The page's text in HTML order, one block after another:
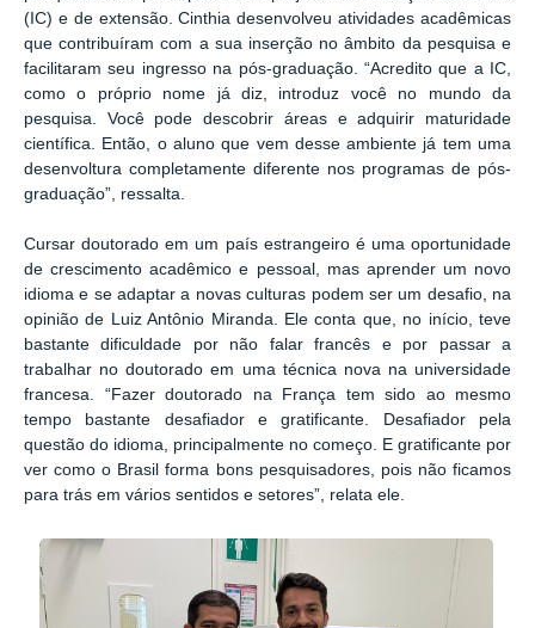
(IC) e de extensão. Cinthia desenvolveu atividades acadêmicas
que contribuíram com a sua inserção no âmbito da pesquisa e
facilitaram seu ingresso na pós-graduação. “Acredito que a IC,
como o próprio nome já diz, introduz você no mundo da
pesquisa. Você pode descobrir áreas e adquirir maturidade
científica. Então, o aluno que vem desse ambiente já tem uma
desenvoltura completamente diferente nos programas de pós-
graduação”, ressalta.
Cursar doutorado em um país estrangeiro é uma oportunidade
de crescimento acadêmico e pessoal, mas aprender um novo
idioma e se adaptar a novas culturas podem ser um desafio, na
opinião de Luiz Antônio Miranda. Ele conta que, no início, teve
bastante dificuldade por não falar francês e por passar a
trabalhar no doutorado em uma técnica nova na universidade
francesa. “Fazer doutorado na França tem sido ao mesmo
tempo bastante desafiador e gratificante. Desafiador pela
questão do idioma, principalmente no começo. E gratificante por
ver como o Brasil forma bons pesquisadores, pois não ficamos
para trás em vários sentidos e setores”, relata ele.